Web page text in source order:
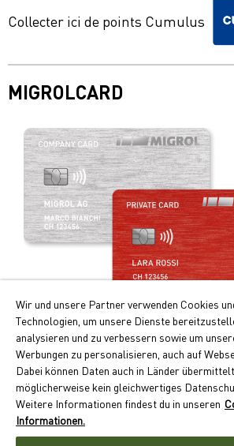
Collecter ici de points Cumulus
MIGROLCARD
Profitez de la carte de paiement
Les principaux avantages de la
Doubles points Cumulus pour le
électrique
Paiement sans numéraire avec
Large acceptation dans quelque 550
Wir und unsere Partner verwenden Cookies
Technologien, um unsere Dienste
analysieren und zu verbessern sowie um
Werbungen zu personalisieren, auch auf
Dabei können Daten auch in Länder
möglicherweise kein gleichwertiges
Weitere Informationen findest du in unseren
Informationen.